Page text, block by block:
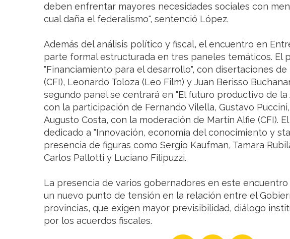
deben enfrentar mayores necesidades sociales con
cual daña el federalismo", sentenció López.
Además del análisis político y fiscal, el encuentro en
parte formal estructurada en tres paneles temáticos. El
"Financiamiento para el desarrollo", con disertaciones
(CFI), Leonardo Toloza (Leo Film) y Juan Berisso
segundo panel se centrará en "El futuro productivo de
con la participación de Fernando Vilella, Gustavo
Augusto Costa, con la moderación de Martín Alfie (CFI).
dedicado a "Innovación, economía del conocimiento y
presencia de figuras como Sergio Kaufman, Tamara
Carlos Pallotti y Luciano Filipuzzi.
La presencia de varios gobernadores en este encuentro
un nuevo punto de tensión en la relación entre el
provincias, que exigen mayor previsibilidad, diálogo
por los acuerdos fiscales.